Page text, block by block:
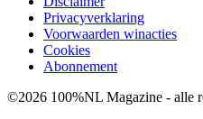
Privacyverklaring
Voorwaarden winacties
Cookies
Abonnement
©2026 100%NL Magazine - alle